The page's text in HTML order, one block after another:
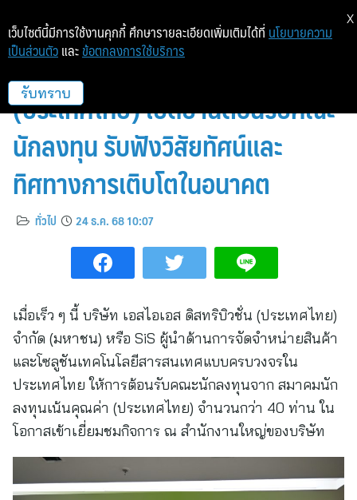
บมจ. เอสไอเอส ดิสทริบิวชั่น
(ประเทศไทย) เปิดบ้านต้อนรับคณะ
นักลงทุน รับฟังวิสัยทัศน์และ
ทิศทางการเติบโตในอนาคต
ทั่วไป 24 ธ.ค. 68 10:07
เมื่อเร็ว ๆ นี้ บริษัท เอสไอเอส ดิสทริบิวชั่น (ประเทศไทย)
จำกัด (มหาชน) หรือ SiS ผู้นำด้านการจัดจำหน่ายสินค้า
และโซลูชันเทคโนโลยีสารสนเทศแบบครบวงจรใน
ประเทศไทย ให้การต้อนรับคณะนักลงทุนจาก สมาคมนัก
ลงทุนเน้นคุณค่า (ประเทศไทย) จำนวนกว่า 40 ท่าน ใน
โอกาสเข้าเยี่ยมชมกิจการ ณ สำนักงานใหญ่ของบริษัท
เว็บไซต์นี้มีการใช้งานคุกกี้ ศึกษารายละเอียดเพิ่มเติมได้ที่ นโยบายความ
เป็นส่วนตัว และ ข้อตกลงการใช้บริการ
รับทราบ
X